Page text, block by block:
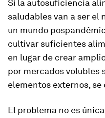
Si la autosuficiencia
saludables van a ser el
un mundo
cultivar suficientes
en lugar de crear
por mercados volubles
elementos externos,
El problema no es